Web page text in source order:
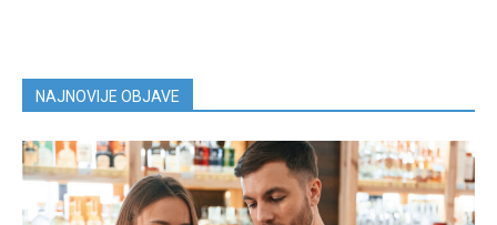
NAJNOVIJE OBJAVE